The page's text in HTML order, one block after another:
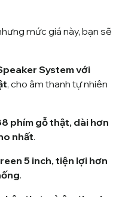
mức giá này, bạn sẽ
System với
, cho âm thanh tự nhiên
phím gỗ thật, dài hơn
nhất.
5 inch, tiện lợi hơn
.